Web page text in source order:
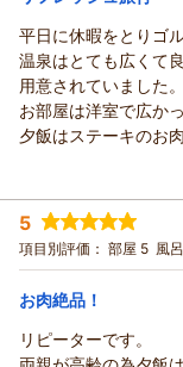
ホテル・フロラシオン
この度はホテル・
がとうございます。
またご感想をお寄せ
私共では、温泉大浴
ご利用いただくお
この度はご朝食の
しく存じます。
スタッフの件につ
て大切にお預かりし
またのご来館を心よ
平日に休暇をとりゴ
温泉はとても広くて
用意されていました。
お部屋は洋室で広かっ
夕飯はステーキのお
ブュッフェでしたが
でも、ゆっくりと時
とができました。
宿泊時期： 2026年07月
投稿者： YUKIEさん
宿泊プラン： ≪那須グル
メイン料理以外は食べ放
宿泊価格帯：
ホテル・フロラシオン
5
項目別評価： 部屋 5 風
お肉絶品！
リピーターです。